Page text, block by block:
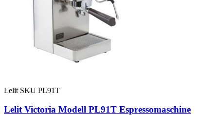
Lelit SKU PL91T
Lelit Victoria Modell PL91T Espressomaschine